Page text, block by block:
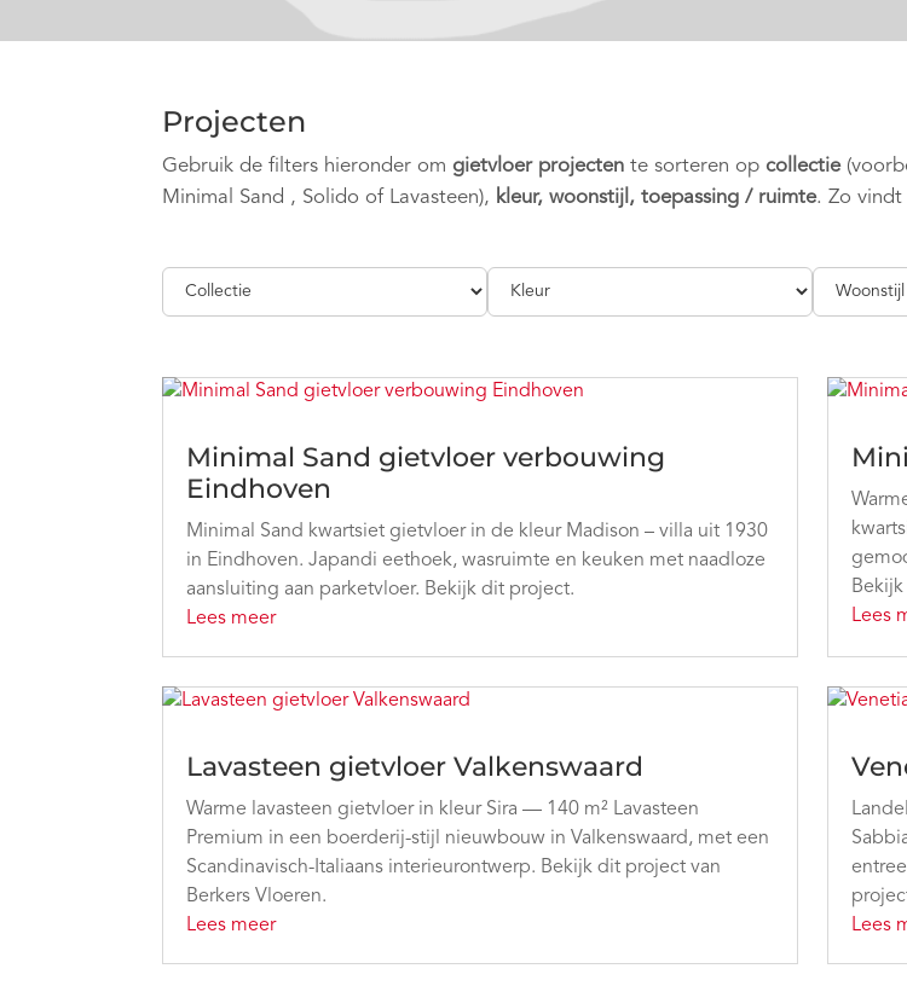
Projecten
Gebruik de filters hieronder omgietvloer projecten te sorteren opcollectie
Minimal Sand , Solido of Lavasteen), kleur, woonstijl, toepassing / ruimte. Zo vindt
Minimal Sand gietvloer verbouwing
Eindhoven
Minimal Sand kwartsiet gietvloer in de kleur Madison – villa uit 1930
in Eindhoven. Japandi eethoek, wasruimte en keuken met naadloze
aansluiting aan parketvloer. Bekijk dit project.
Lees meer
Lees
Lavasteen gietvloer Valkenswaard
Warme lavasteen gietvloer in kleur Sira — 140 m² Lavasteen
Premium in een boerderij-stijl nieuwbouw in Valkenswaard, met een
Scandinavisch-Italiaans interieurontwerp. Bekijk dit project van
Berkers Vloeren.
Lees meer
Lees